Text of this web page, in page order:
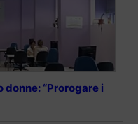
donne: “Prorogare i